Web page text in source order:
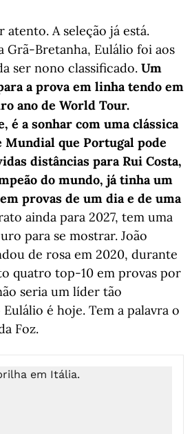
atento. A seleção já está.
Grã-Bretanha, Eulálio foi aos
ser nono classificado. Um
a prova em linha tendo em
ano de World Tour.
é a sonhar com uma clássica
Mundial que Portugal pode
distâncias para Rui Costa,
do mundo, já tinha um
provas de um dia e de uma
ainda para 2027, tem uma
para se mostrar. João
de rosa em 2020, durante
quatro top-10 em provas por
seria um líder tão
é hoje. Tem a palavra o
Foz.